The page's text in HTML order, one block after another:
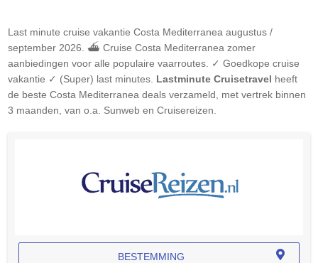
Last minute cruise vakantie Costa Mediterranea augustus /
september 2026. ⛴ Cruise Costa Mediterranea zomer
aanbiedingen voor alle populaire vaarroutes. ✓ Goedkope cruise
vakantie ✓ (Super) last minutes. Lastminute Cruisetravel heeft
de beste Costa Mediterranea deals verzameld, met vertrek binnen
3 maanden, van o.a. Sunweb en Cruisereizen.
BESTEMMING